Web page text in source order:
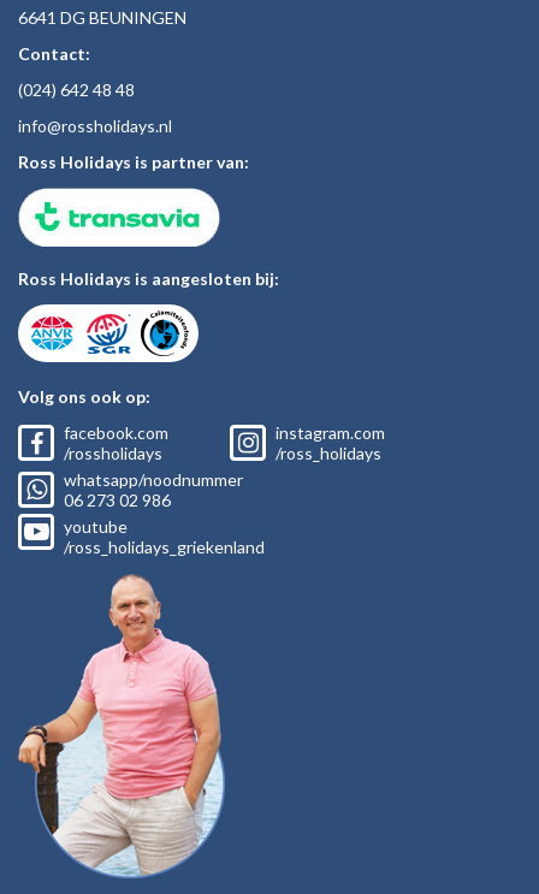
6641 DG BEUNINGEN
Contact:
(024) 642 48 48
info@rossholidays.nl
Ross Holidays is partner van:
Ross Holidays is aangesloten bij:
Volg ons ook op:
facebook.com
/rossholidays
instagram.com
/ross_holidays
whatsapp/noodnummer
06 273 02 986
youtube
/ross_holidays_griekenland